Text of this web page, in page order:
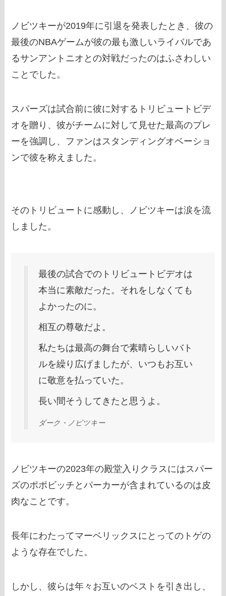
ノビツキーが2019年に引退を発表したとき、彼の
最後のNBAゲームが彼の最も激しいライバルであ
るサンアントニオとの対戦だったのはふさわしい
ことでした。
スパーズは試合前に彼に対するトリビュートビデ
オを贈り、彼がチームに対して見せた最高のプレ
ーを強調し、ファンはスタンディングオベーショ
ンで彼を称えました。
そのトリビュートに感動し、ノビツキーは涙を流
しました。
最後の試合でのトリビュートビデオは
本当に素敵だった。それをしなくても
よかったのに。
相互の尊敬だよ。
私たちは最高の舞台で素晴らしいバト
ルを繰り広げましたが、いつもお互い
に敬意を払っていた。
長い間そうしてきたと思うよ。
ダーク・ノビツキー
ノビツキーの2023年の殿堂入りクラスにはスパー
ズのポポビッチとパーカーが含まれているのは皮
肉なことです。
長年にわたってマーベリックスにとってのトゲの
ような存在でした。
しかし、彼らは年々お互いのベストを引き出し、